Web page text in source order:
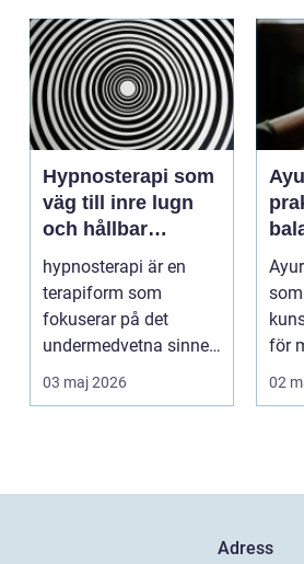
Hypnosterapi som
väg till inre lugn
och hållbar
förändring
hypnosterapi är en
terapiform som
fokuserar på det
undermedvetna sinnet
för att skapa djup och
hållb...
03 maj 2026
för
02
Adress